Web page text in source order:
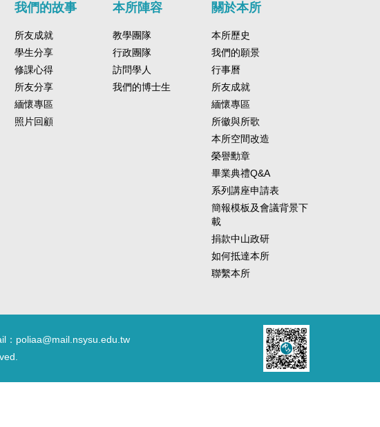
我們的故事
所友成就
學生分享
修課心得
所友分享
緬懷專區
照片回顧
本所陣容
教學團隊
行政團隊
訪問學人
我們的博士生
關於本所
本所歷史
我們的願景
行事曆
所友成就
緬懷專區
所徽與所歌
本所空間改造
榮譽勳章
畢業典禮Q&A
系列講座申請表
簡報模板及會議背景下
載
捐款中山政研
如何抵達本所
聯繫本所
：poliaa@mail.nsysu.edu.tw